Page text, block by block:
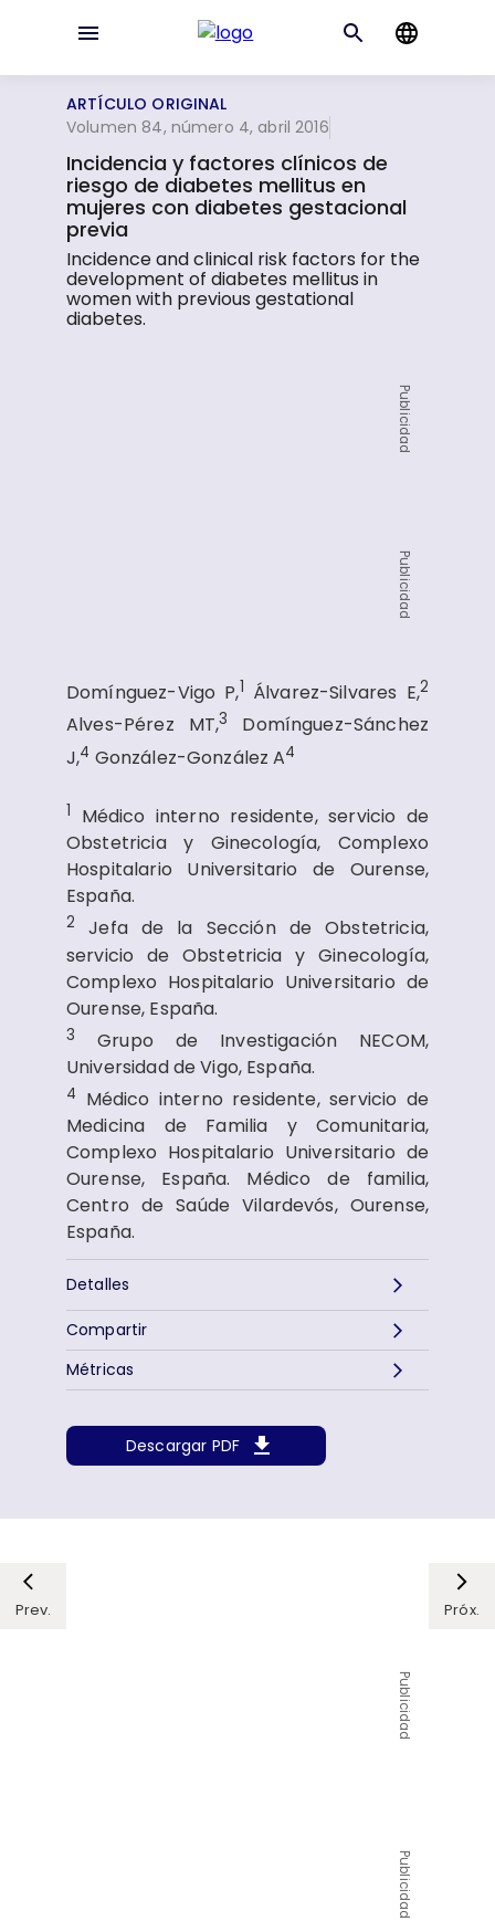
ARTÍCULO ORIGINAL
Volumen 84, número 4, abril 2016
Incidencia y factores clínicos de
riesgo de diabetes mellitus en
mujeres con diabetes gestacional
previa
Incidence and clinical risk factors for the
development of diabetes mellitus in
women with previous gestational
diabetes.
Publicidad
Publicidad
Domínguez-Vigo P,1 Álvarez-Silvares E,2
Alves-Pérez MT,3
Domínguez-Sánchez
J,4 González-González A4
1 Médico interno residente, servicio de
Obstetricia y Ginecología, Complexo
Hospitalario Universitario de Ourense,
España.
2 Jefa de la Sección de Obstetricia,
servicio de Obstetricia y Ginecología,
Complexo Hospitalario Universitario de
Ourense, España.
3Grupo de Investigación NECOM,
Universidad de Vigo, España.
4 Médico interno residente, servicio de
Medicina de Familia y Comunitaria,
Complexo Hospitalario Universitario de
Ourense, España. Médico de familia,
Centro de Saúde Vilardevós, Ourense,
España.
Detalles
Descargar PDF
Métricas
Compartir
Prev. Próx.
Publicidad
Publicidad